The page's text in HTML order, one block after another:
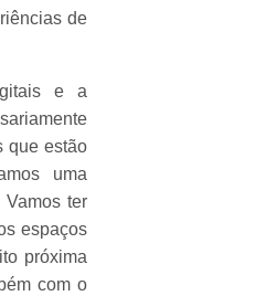
de
e a
que estão
uma
Vamos ter
espaços
próxima
com o